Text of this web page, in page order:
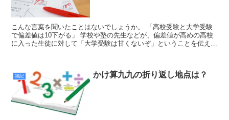
こんな言葉を聞いたことはないでしょうか。 「高校受験と大学受験
で偏差値は10下がる」 学校や塾の先生などが、偏差値が高めの高校
に入った生徒に対して「大学受験は甘くないぞ」ということを伝える
雑記 かけ算九九の折り返し地点は？